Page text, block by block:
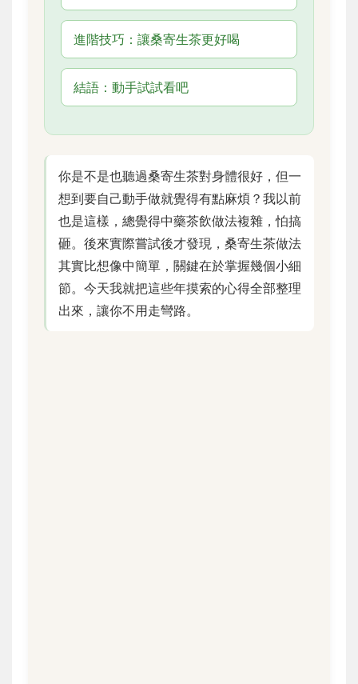
進階技巧：讓桑寄生茶更好喝
結語：動手試試看吧
你是不是也聽過桑寄生茶對身體很好，但一
想到要自己動手做就覺得有點麻煩？我以前
也是這樣，總覺得中藥茶飲做法複雜，怕搞
砸。後來實際嘗試後才發現，桑寄生茶做法
其實比想像中簡單，關鍵在於掌握幾個小細
節。今天我就把這些年摸索的心得全部整理
出來，讓你不用走彎路。